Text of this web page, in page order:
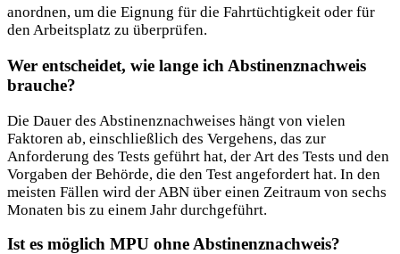
anordnen, um die Eignung für die Fahrtüchtigkeit oder für
den Arbeitsplatz zu überprüfen.
Wer entscheidet, wie lange ich Abstinenznachweis
brauche?
Die Dauer des Abstinenznachweises hängt von vielen
Faktoren ab, einschließlich des Vergehens, das zur
Anforderung des Tests geführt hat, der Art des Tests und den
Vorgaben der Behörde, die den Test angefordert hat. In den
meisten Fällen wird der ABN über einen Zeitraum von sechs
Monaten bis zu einem Jahr durchgeführt.
Ist es möglich MPU ohne Abstinenznachweis?